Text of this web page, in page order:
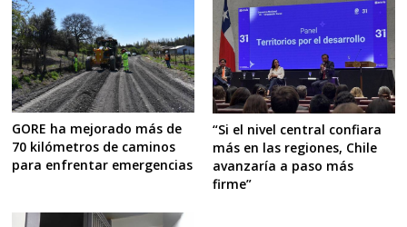
GORE ha mejorado más de
70 kilómetros de caminos
para enfrentar emergencias
“Si el nivel central confiara
más en las regiones, Chile
avanzaría a paso más
firme”